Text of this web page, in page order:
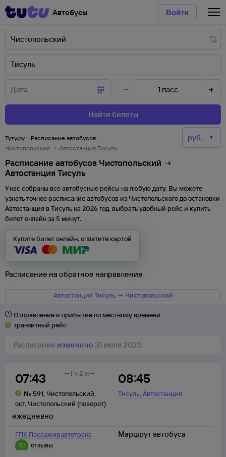
Автобусы Войти
1 пасс
Найти билеты
Туту.ру · Расписание автобусов ·
Чистопольский → Автостанция Тисуль
Расписание автобусов Чистопольский →
Автостанция Тисуль
У нас собраны все автобусные рейсы на любую дату. Вы можете
узнать точное расписание автобусов из Чистопольского доостановки
Автостанция в Тисуль на 2026 год, выбрать удобный рейс и купить
билет онлайн за 5 минут.
Купите билет онлайн, оплатите картой
Расписание на обратное направление
Автостанция Тисуль → Чистопольский
Отправление и прибытие по местному времени
транзитный рейс
Расписание изменено 31 июля 2025
07:43
№ 591, Чистопольский,
ост. Чистопольский (поворот)
08:45
Тисуль,Автостанция
1 ч 2 м
ГПК Пассажиравтотранс
9,1
отзывы
ежедневно
Маршрут автобуса